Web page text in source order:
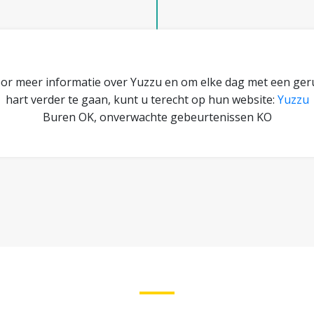
meer informatie over Yuzzu en om elke dag met een
hart verder te gaan, kunt u terecht op hun website: Yuzzu
Buren OK, onverwachte gebeurtenissen KO